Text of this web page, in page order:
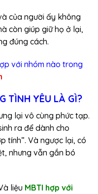
của người ấy không
còn giúp giữ họ ở lại,
đúng cách.
với nhóm nào trong
TÌNH YÊU LÀ GÌ?
lại vô cùng phức tạp.
ra để dành cho
tính”. Và ngược lại, có
nhưng vẫn gắn bó
liệu MBTI hợp với